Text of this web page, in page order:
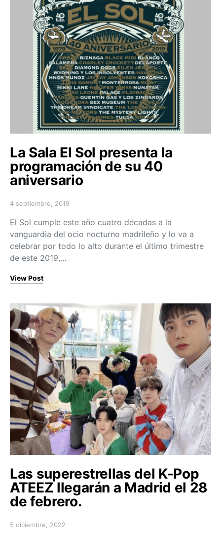
La Sala El Sol presenta la
programación de su 40
aniversario
Posted on
4 septiembre, 2019
El Sol cumple este año cuatro décadas a la
vanguardia del ocio nocturno madrileño y lo va a
celebrar por todo lo alto durante el último trimestre
de este 2019,…
View Post
Las superestrellas del K-Pop
ATEEZ llegarán a Madrid el 28
de febrero.
Posted on
5 diciembre, 2022